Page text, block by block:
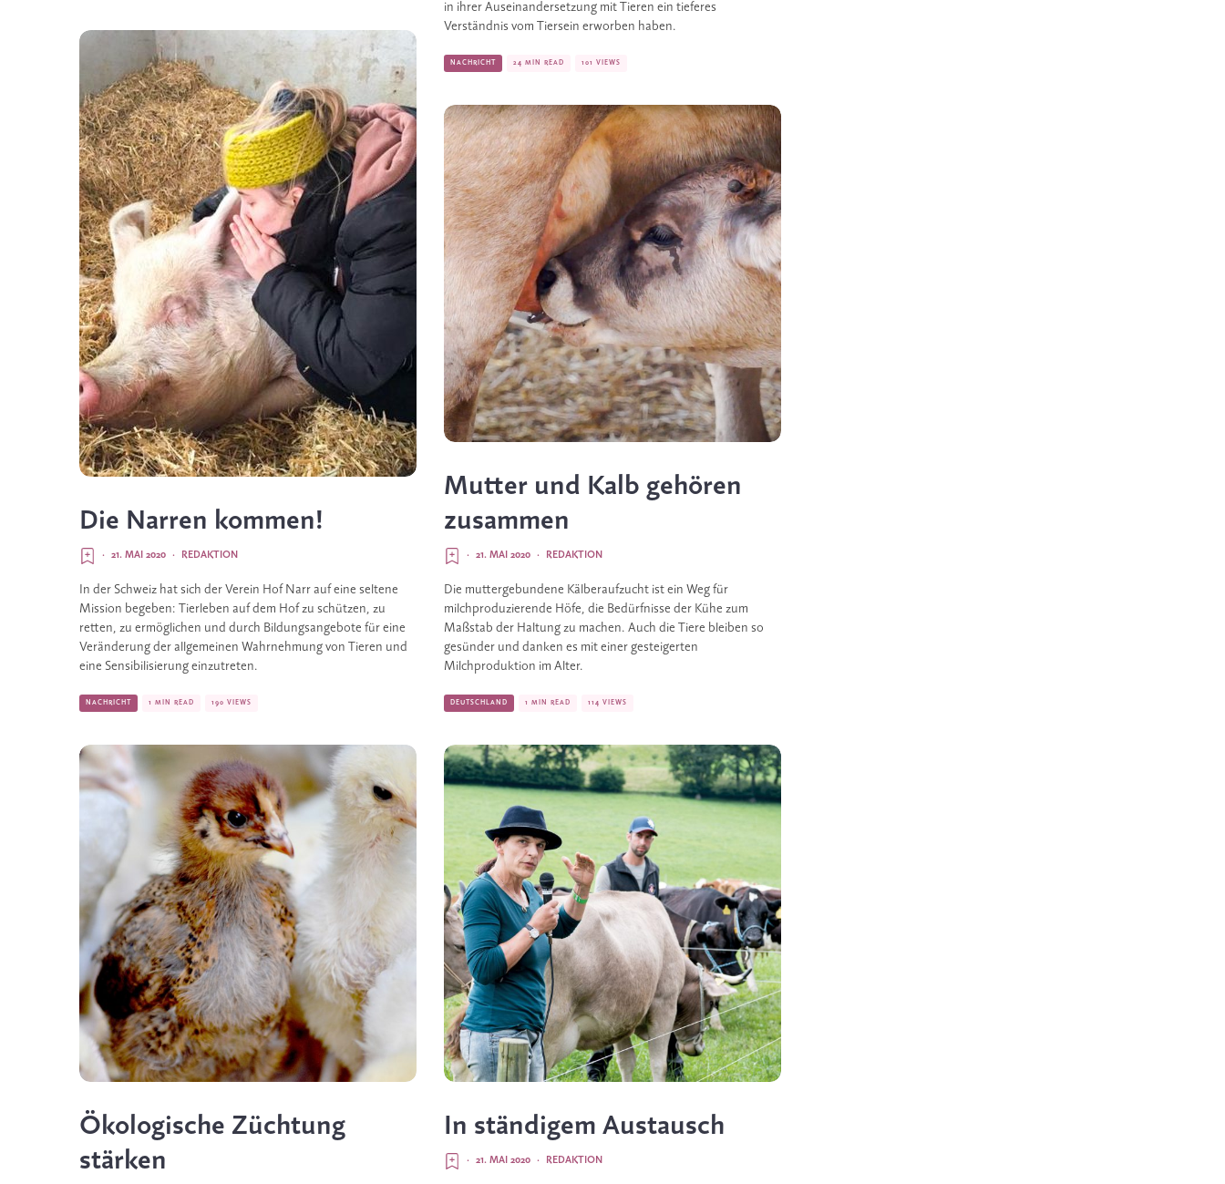
Die Narren kommen!
REDAKTION
·
21. MAI 2020
·
In der Schweiz hat sich der Verein Hof Narr auf eine seltene
Mission begeben: Tierleben auf dem Hof zu schützen, zu
retten, zu ermöglichen und durch Bildungsangebote für eine
Veränderung der allgemeinen Wahrnehmung von Tieren und
eine Sensibilisierung einzutreten.
NACHRICHT 1 MIN READ 190 VIEWS
Ökologische Züchtung
stärken
in ihrer Auseinandersetzung mit Tieren ein tieferes
Verständnis vom Tiersein erworben haben.
NACHRICHT 24 MIN READ 101 VIEWS
Mutter und Kalb gehören
zusammen
REDAKTION
·
21. MAI 2020
·
Die muttergebundene Kälberaufzucht ist ein Weg für
milchproduzierende Höfe, die Bedürfnisse der Kühe zum
Maßstab der Haltung zu machen. Auch die Tiere bleiben so
gesünder und danken es mit einer gesteigerten
Milchproduktion im Alter.
DEUTSCHLAND 1 MIN READ 114 VIEWS
In ständigem Austausch
REDAKTION
·
21. MAI 2020
·